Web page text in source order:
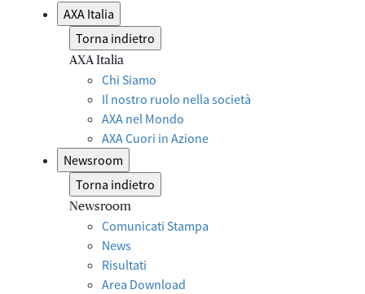
AXA Italia
Torna indietro
AXA Italia
Chi Siamo
Il nostro ruolo nella società
AXA nel Mondo
AXA Cuori in Azione
Newsroom
Torna indietro
Newsroom
Comunicati Stampa
News
Risultati
Area Download